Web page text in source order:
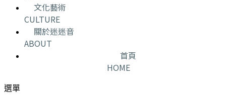
文化藝術
CULTURE
關於迷迷音
ABOUT
首頁
HOME
選單